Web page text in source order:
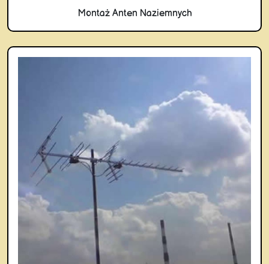
Montaż Anten Naziemnych